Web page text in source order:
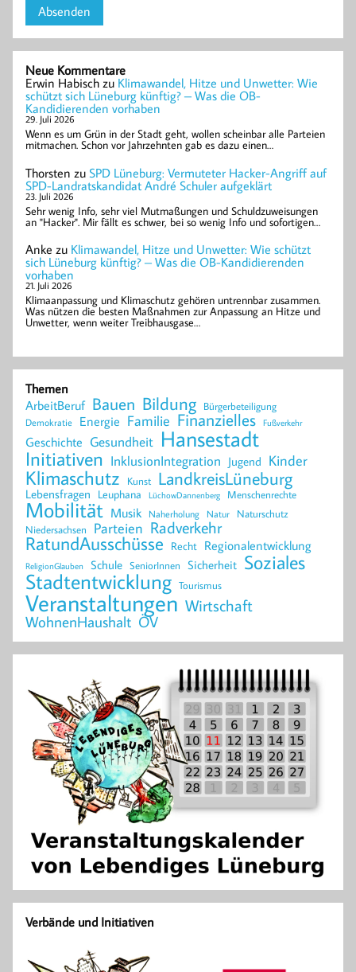
Neue Kommentare
Erwin Habisch zu Klimawandel, Hitze und Unwetter: Wie
schützt sich Lüneburg künftig? – Was die OB-
Kandidierenden vorhaben
29. Juli 2026
Wenn es um Grün in der Stadt geht, wollen scheinbar alle Parteien
mitmachen. Schon vor Jahrzehnten gab es dazu einen…
Thorsten zu SPD Lüneburg: Vermuteter Hacker-Angriff auf
SPD-Landratskandidat André Schuler aufgeklärt
23. Juli 2026
Sehr wenig Info, sehr viel Mutmaßungen und Schuldzuweisungen
an "Hacker". Mir fällt es schwer, bei so wenig Info und sofortigen…
Anke zu Klimawandel, Hitze und Unwetter: Wie schützt
sich Lüneburg künftig? – Was die OB-Kandidierenden
vorhaben
21. Juli 2026
Klimaanpassung und Klimaschutz gehören untrennbar zusammen.
Was nützen die besten Maßnahmen zur Anpassung an Hitze und
Unwetter, wenn weiter Treibhausgase…
Themen
ArbeitBeruf Bauen Bildung Bürgerbeteiligung
Demokratie Energie Familie Finanzielles Fußverkehr
Geschichte Gesundheit Hansestadt
Initiativen InklusionIntegration Jugend Kinder
Klimaschutz Kunst LandkreisLüneburg
Lebensfragen Leuphana LüchowDannenberg Menschenrechte
Mobilität Musik Naherholung Natur Naturschutz
Niedersachsen Parteien Radverkehr
RatundAusschüsse Recht Regionalentwicklung
ReligionGlauben Schule SeniorInnen Sicherheit Soziales
Stadtentwicklung Tourismus
Veranstaltungen Wirtschaft
WohnenHaushalt ÖV
Verbände und Initiativen